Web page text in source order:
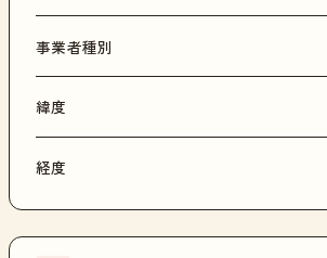
事業者種別
緯度
経度